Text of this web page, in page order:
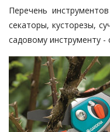
Перечень
секаторы, кусторезы,
садовому инструменту -